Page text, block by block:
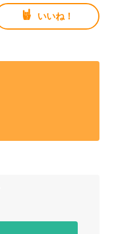
いいね！